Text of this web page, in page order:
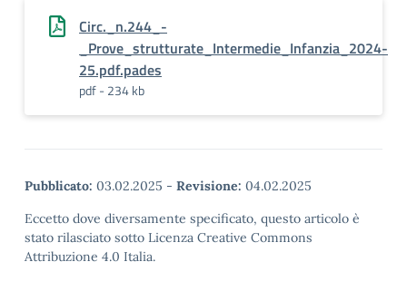
Circ._n.244_-
_Prove_strutturate_Intermedie_Infanzia_2024-
25.pdf.pades
pdf - 234 kb
Pubblicato: 03.02.2025 - Revisione: 04.02.2025
Eccetto dove diversamente specificato, questo articolo è
stato rilasciato sotto Licenza Creative Commons
Attribuzione 4.0 Italia.